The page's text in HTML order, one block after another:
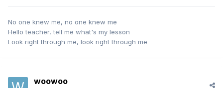
No one knew me, no one knew me
Hello teacher, tell me what's my lesson
Look right through me, look right through me
woowoo